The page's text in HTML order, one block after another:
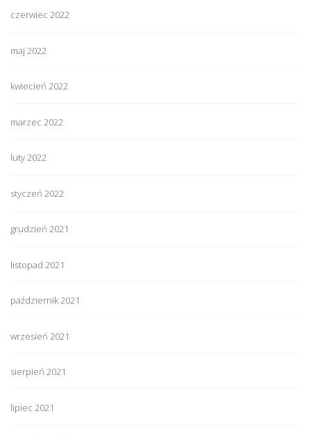
czerwiec 2022
maj 2022
kwiecień 2022
marzec 2022
luty 2022
styczeń 2022
grudzień 2021
listopad 2021
październik 2021
wrzesień 2021
sierpień 2021
lipiec 2021